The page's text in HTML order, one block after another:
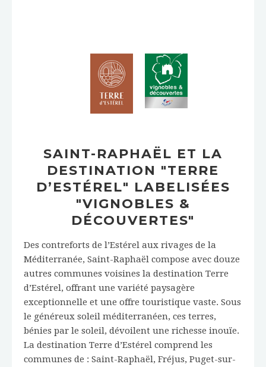
SAINT-RAPHAËL ET LA
DESTINATION "TERRE
D’ESTÉREL" LABELISÉES
"VIGNOBLES &
DÉCOUVERTES"
Des contreforts de l’Estérel aux rivages de la
Méditerranée, Saint-Raphaël compose avec douze
autres communes voisines la destination Terre
d’Estérel, offrant une variété paysagère
exceptionnelle et une offre touristique vaste. Sous
le généreux soleil méditerranéen, ces terres,
bénies par le soleil, dévoilent une richesse inouïe.
La destination Terre d’Estérel comprend les
communes de : Saint-Raphaël, Fréjus, Puget-sur-